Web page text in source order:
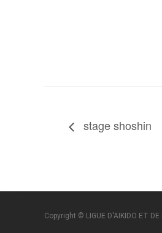
stage shoshin
Copyright © LIGUE D'AIKIDO ET DE